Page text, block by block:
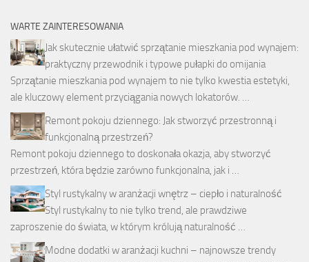
WARTE ZAINTERESOWANIA
Jak skutecznie ułatwić sprzątanie mieszkania pod wynajem:
praktyczny przewodnik i typowe pułapki do omijania
Sprzątanie mieszkania pod wynajem to nie tylko kwestia estetyki,
ale kluczowy element przyciągania nowych lokatorów. …
Remont pokoju dziennego: Jak stworzyć przestronną i
funkcjonalną przestrzeń?
Remont pokoju dziennego to doskonała okazja, aby stworzyć
przestrzeń, która będzie zarówno funkcjonalna, jak i …
Styl rustykalny w aranżacji wnętrz – ciepło i naturalność
Styl rustykalny to nie tylko trend, ale prawdziwe
zaproszenie do świata, w którym królują naturalność …
Modne dodatki w aranżacji kuchni – najnowsze trendy